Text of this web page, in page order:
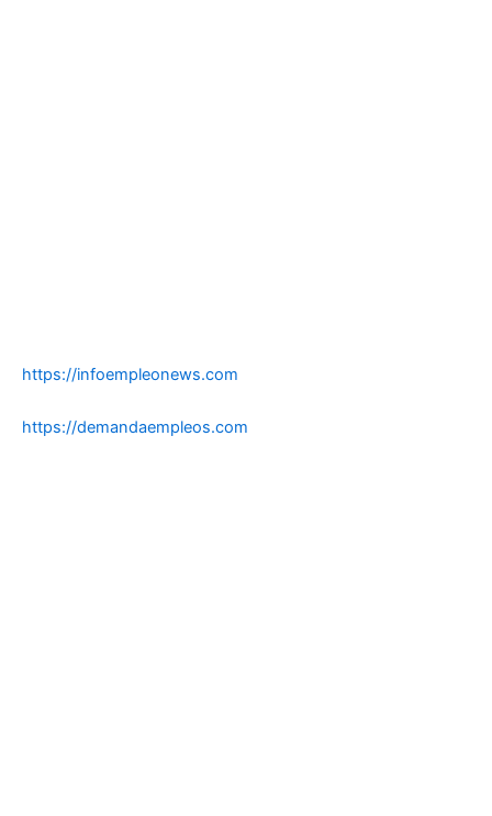
https://infoempleonews.com
https://demandaempleos.com